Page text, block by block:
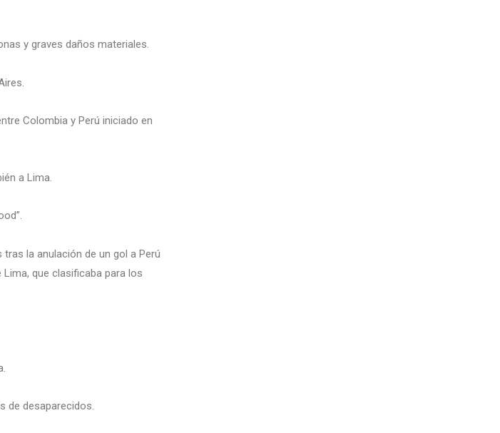
y graves daños materiales.
Colombia y Perú iniciado en
a Lima.
la anulación de un gol a Perú
que clasificaba para los
de desaparecidos.